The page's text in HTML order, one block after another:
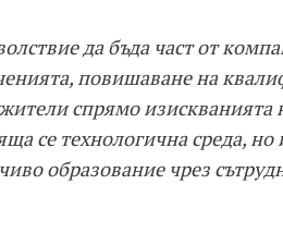
да бъда част от
повишаване на
спрямо изискванията
се технологична среда, но
образование чрез